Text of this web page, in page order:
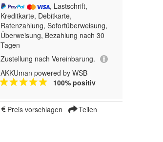
, Lastschrift,
Kreditkarte, Debitkarte,
Ratenzahlung, Sofortüberweisung,
Überweisung, Bezahlung nach 30
Tagen
Zustellung nach Vereinbarung.
AKKUman powered by WSB
100% positiv
Preis vorschlagen Teilen